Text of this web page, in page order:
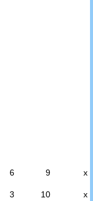
6 9 x
3 10 x